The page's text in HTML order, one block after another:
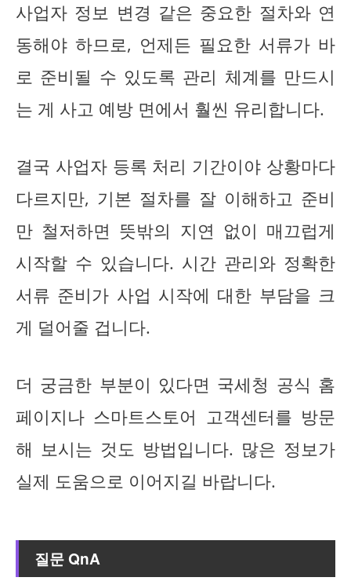
사업자 정보 변경 같은 중요한 절차와 연
동해야 하므로, 언제든 필요한 서류가 바
로 준비될 수 있도록 관리 체계를 만드시
는 게 사고 예방 면에서 훨씬 유리합니다.
결국 사업자 등록 처리 기간이야 상황마다
다르지만, 기본 절차를 잘 이해하고 준비
만 철저하면 뜻밖의 지연 없이 매끄럽게
시작할 수 있습니다. 시간 관리와 정확한
서류 준비가 사업 시작에 대한 부담을 크
게 덜어줄 겁니다.
더 궁금한 부분이 있다면 국세청 공식 홈
페이지나 스마트스토어 고객센터를 방문
해 보시는 것도 방법입니다. 많은 정보가
실제 도움으로 이어지길 바랍니다.
질문 QnA